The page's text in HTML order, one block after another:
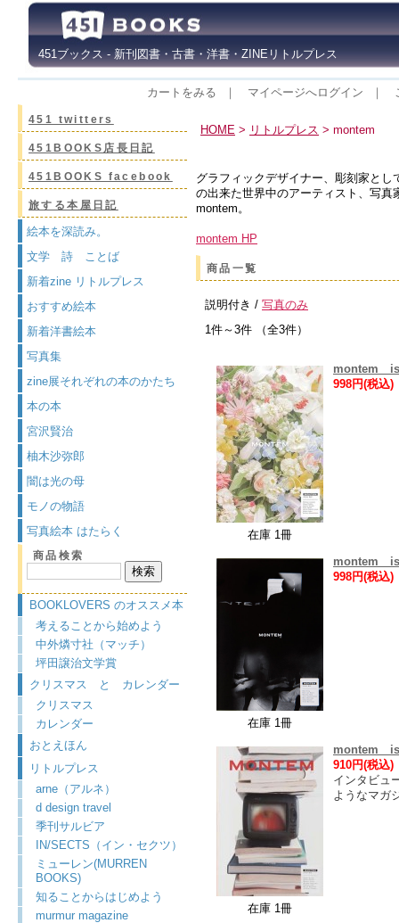
451ブックス - 新刊図書・古書・洋書・ZINEリトルプレス
カートをみる ｜ マイページへログイン ｜
451 twitters
451BOOKS店長日記
451BOOKS facebook
旅する本屋日記
絵本を深読み。
文学 詩 ことば
新着zine リトルプレス
おすすめ絵本
新着洋書絵本
写真集
zine展それぞれの本のかたち
本の本
宮沢賢治
柚木沙弥郎
闇は光の母
モノの物語
写真絵本 はたらく
商品検索
BOOKLOVERS のオススメ本
考えることから始めよう
中外燐寸社（マッチ）
坪田譲治文学賞
クリスマス と カレンダー
クリスマス
カレンダー
おとえほん
リトルプレス
arne（アルネ）
d design travel
季刊サルビア
IN/SECTS（イン・セクツ）
ミューレン(MURREN
BOOKS)
知ることからはじめよう
murmur magazine
HOME > リトルプレス > montem
グラフィックデザイナー、彫刻家と
の出来た世界中のアーティスト、写
montem。
montem HP
商品一覧
説明付き / 写真のみ
1件～3件 （全3件）
在庫 1冊
montem
998円(税込)
在庫 1冊
montem
998円(税込)
在庫 1冊
montem
910円(税込)
インタビュ
ようなマガ